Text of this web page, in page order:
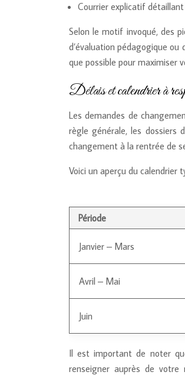
Courrier explicatif
Selon le motif invoqué, des
d’évaluation pédagogique
que possible pour maximiser
Délais et calendrier à
Les demandes de
règle générale, les dossiers
changement à la rentrée de
Voici un aperçu du calendrier
Période
Janvier – Mars
Avril – Mai
Juin
Il est important de noter
renseigner auprès de votre